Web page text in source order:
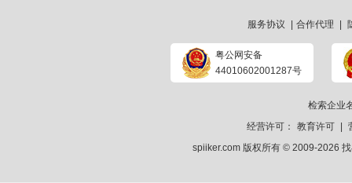
服务协议 合作代理
粤公网安备
44010602001287号
检索企业
经营许可：
教育许可
spiiker.com 版权所有 © 2009-2026